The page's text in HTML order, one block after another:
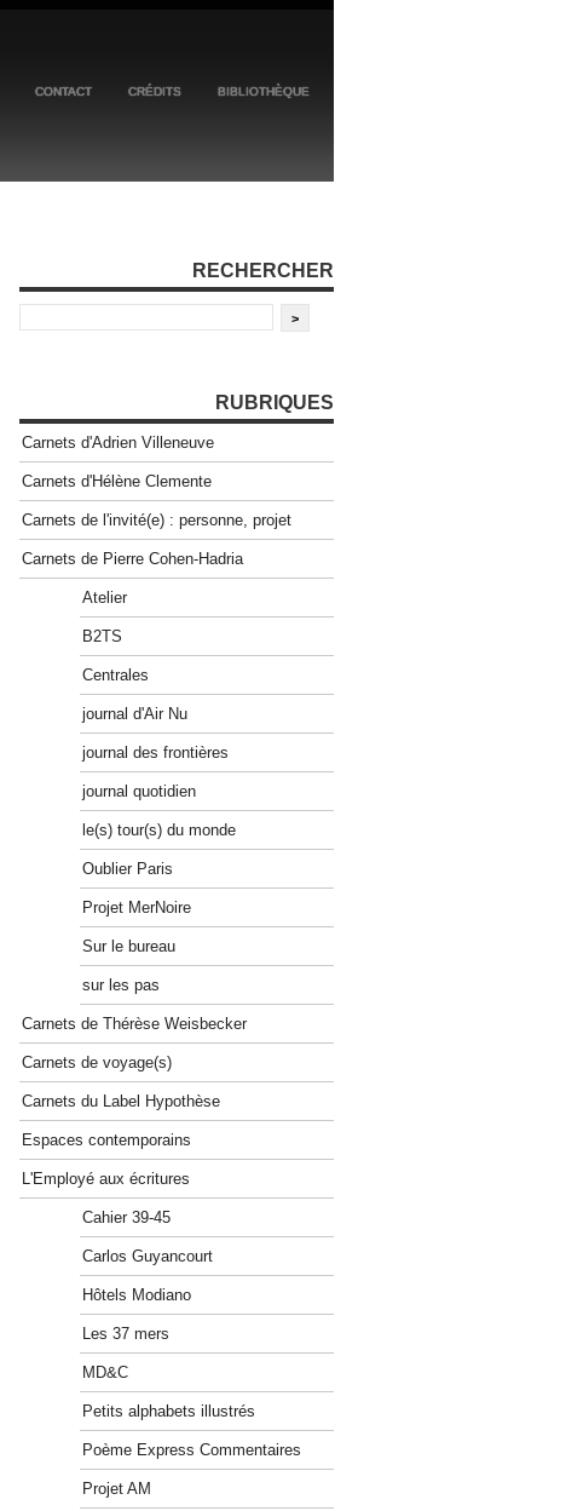
CONTACT CRÉDITS BIBLIOTHÈQUE
RECHERCHER
RUBRIQUES
Carnets d'Adrien Villeneuve
Carnets d'Hélène Clemente
Carnets de l'invité(e) : personne, projet
Carnets de Pierre Cohen-Hadria
Atelier
B2TS
Centrales
journal d'Air Nu
journal des frontières
journal quotidien
le(s) tour(s) du monde
Oublier Paris
Projet MerNoire
Sur le bureau
sur les pas
Carnets de Thérèse Weisbecker
Carnets de voyage(s)
Carnets du Label Hypothèse
Espaces contemporains
L'Employé aux écritures
Cahier 39-45
Carlos Guyancourt
Hôtels Modiano
Les 37 mers
MD&C
Petits alphabets illustrés
Poème Express Commentaires
Projet AM